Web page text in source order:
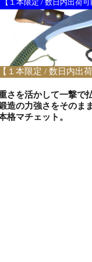
【１本限定 / 数日内出荷可
１本限定 / 数日内出
さを活かして一撃で
造の力強さをそのま
格マチェット。